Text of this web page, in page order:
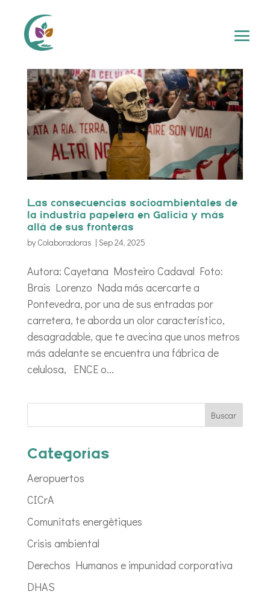
Las consecuencias socioambientales de
la industria papelera en Galicia y más
allá de sus fronteras
by Colaboradoras | Sep 24, 2025
Autora: Cayetana Mosteiro Cadaval Foto:
Brais Lorenzo Nada más acercarte a
Pontevedra, por una de sus entradas por
carretera, te aborda un olor característico,
desagradable, que te avecina que unos metros
más adelante se encuentra una fábrica de
celulosa, ENCE o...
Categorías
Aeropuertos
CICrA
Comunitats energètiques
Crisis ambiental
Derechos Humanos e impunidad corporativa
DHAS